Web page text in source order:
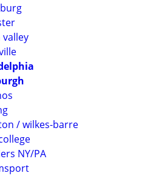
valley
/ wilkes-barre
NY/PA